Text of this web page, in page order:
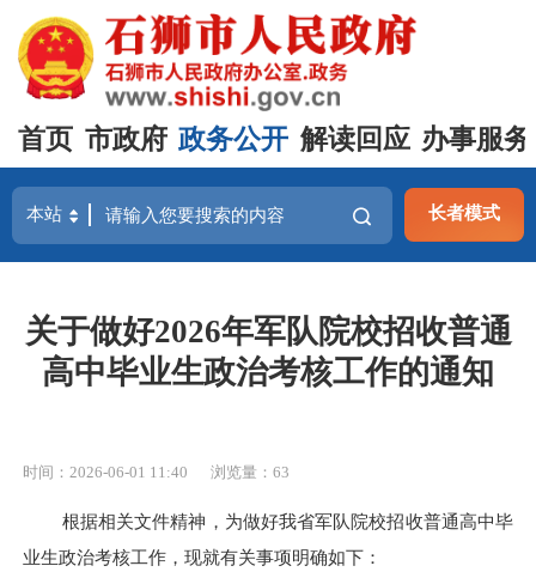
首页 市政府 政务公开 解读回应 办事服务
长者模式
关于做好2026年军队院校招收普通
高中毕业生政治考核工作的通知
时间：2026-06-01 11:40 浏览量： 63
根据相关文件精神，为做好我省军队院校招收普通高中毕
业生政治考核工作，现就有关事项明确如下：